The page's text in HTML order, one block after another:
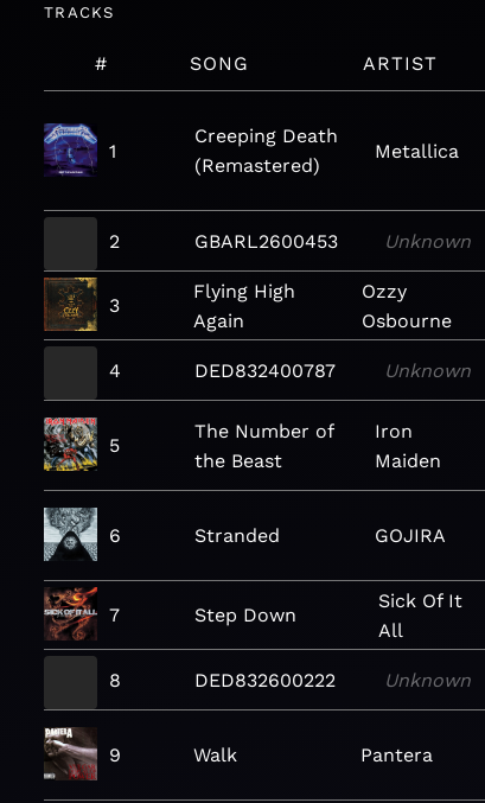
TRACKS
# SONG ARTIST
1
Creeping Death
(Remastered)
Metallica
2 GBARL2600453 Unknown
3
Flying High
Again
Ozzy
Osbourne
4 DED832400787 Unknown
5
The Number of
the Beast
Iron
Maiden
6 Stranded GOJIRA
7 Step Down
Sick Of It
All
8 DED832600222 Unknown
9 Walk Pantera